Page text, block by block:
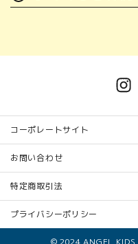
コーポレートサイト
お問い合わせ
特定商取引法
プライバシーポリシー